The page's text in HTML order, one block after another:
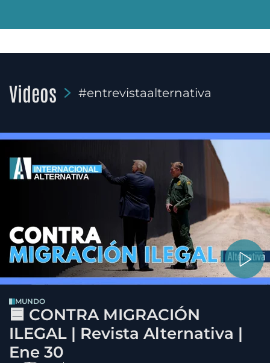
Videos #entrevistaalternativa
MUNDO
🟦 CONTRA MIGRACIÓN
ILEGAL | Revista Alternativa |
Ene 30